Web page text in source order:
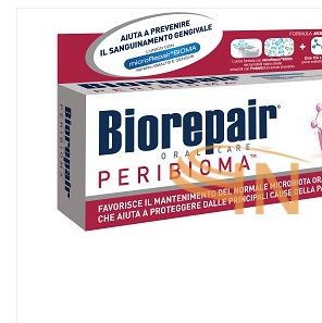
Coswell Biorepair peribioma dentifricio